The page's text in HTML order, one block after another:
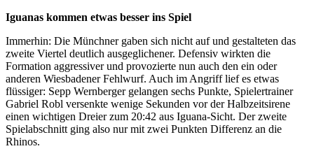
Iguanas kommen etwas besser ins Spiel
Immerhin: Die Münchner gaben sich nicht auf und gestalteten das
zweite Viertel deutlich ausgeglichener. Defensiv wirkten die
Formation aggressiver und provozierte nun auch den ein oder
anderen Wiesbadener Fehlwurf. Auch im Angriff lief es etwas
flüssiger: Sepp Wernberger gelangen sechs Punkte, Spielertrainer
Gabriel Robl versenkte wenige Sekunden vor der Halbzeitsirene
einen wichtigen Dreier zum 20:42 aus Iguana-Sicht. Der zweite
Spielabschnitt ging also nur mit zwei Punkten Differenz an die
Rhinos.